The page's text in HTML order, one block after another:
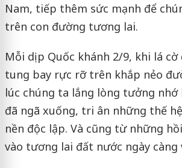
Nam, tiếp thêm sức mạnh để
trên con đường tương lai.
Mỗi dịp Quốc khánh 2/9, khi lá cờ
tung bay rực rỡ trên khắp nẻo
lúc chúng ta lắng lòng tưởng nhớ
đã ngã xuống, tri ân những thế
nền độc lập. Và cũng từ những
vào tương lai đất nước ngày càng